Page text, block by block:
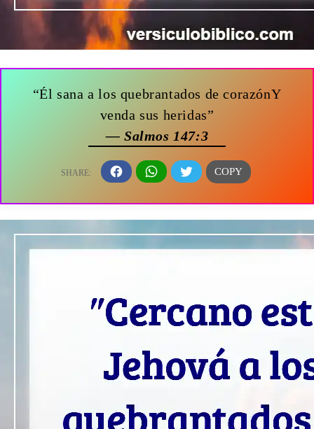
“Él sana a los quebrantados de corazónY
venda sus heridas”
— Salmos 147:3